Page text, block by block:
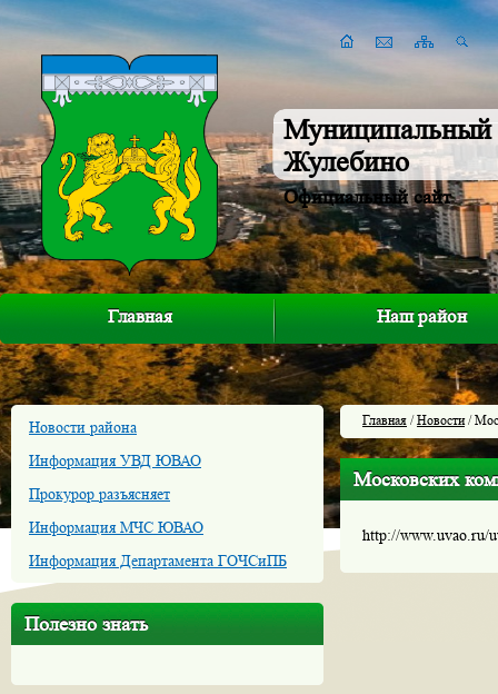
Муниципальный
Жулебино
Официальный сайт
Главная Наш район
Новости района
Информация УВД ЮВАО
Прокурор разъясняет
Информация МЧС ЮВАО
Информация Департамента ГОЧСиПБ
Полезно знать
Главная /Новости/
Московских
http://www.uvao.ru/